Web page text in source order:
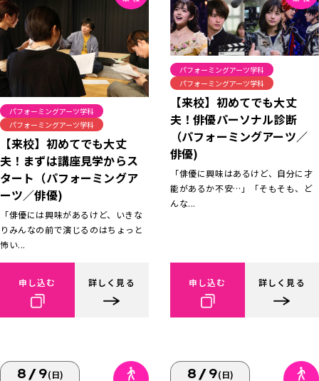
パフォーミングアーツ学科
パフォーミングアーツ学科
【来校】初めてでも大丈
夫！まずは講座見学からス
タート（パフォーミングア
ーツ／俳優)
「俳優には興味があるけど、いきな
りみんなの前で演じるのはちょっと
怖い...
申し込む 詳しく見る
パフォーミングアーツ学科
パフォーミングアーツ学科
【来校】初めてでも大丈
夫！俳優パーソナル診断
（パフォーミングアーツ／
俳優)
「俳優に興味はあるけど、自分に才
能があるか不安…」「そもそも、ど
んな...
申し込む 詳しく見る
8/9(日) 8/9(日)